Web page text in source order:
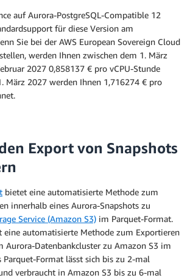
Dokumentation
auf Aurora-PostgreSQL-Compatible 12
für diese Version am
Sie bei der AWS European Sovereign Cloud
werden Ihnen zwischen dem 1. März
2027 0,858137 € pro vCPU-Stunde
März 2027 werden Ihnen 1,716274 € pro
Export von Snapshots
bietet eine automatisierte Methode zum
innerhalb eines Aurora-Snapshots zu
Service (Amazon S3) im Parquet-Format.
eine automatisierte Methode zum Exportieren
Aurora-Datenbankcluster zu Amazon S3 im
Parquet-Format lässt sich bis zu 2-mal
verbraucht in Amazon S3 bis zu 6-mal